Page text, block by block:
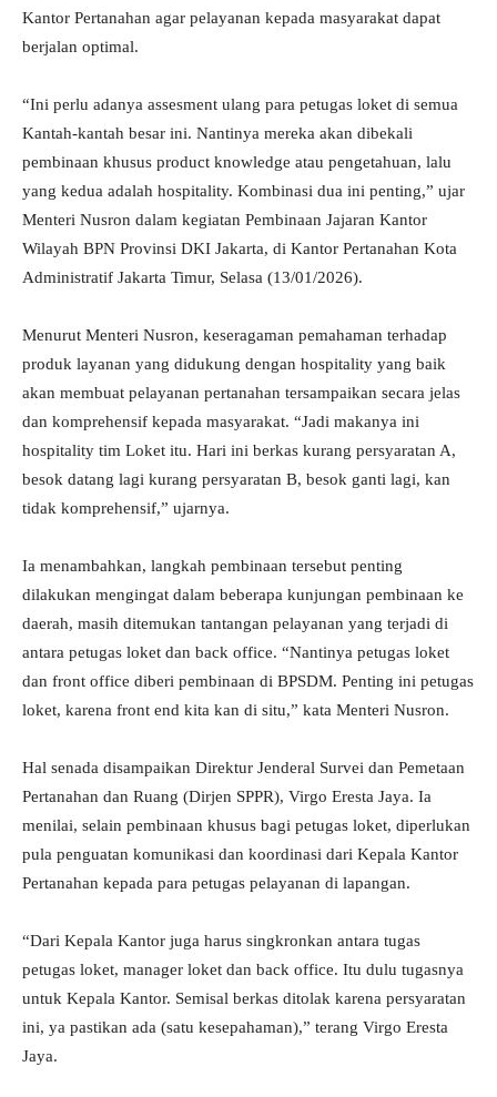
Kantor Pertanahan agar pelayanan kepada masyarakat dapat
berjalan optimal.
“Ini perlu adanya assesment ulang para petugas loket di semua
Kantah-kantah besar ini. Nantinya mereka akan dibekali
pembinaan khusus product knowledge atau pengetahuan, lalu
yang kedua adalah hospitality. Kombinasi dua ini penting,” ujar
Menteri Nusron dalam kegiatan Pembinaan Jajaran Kantor
Wilayah BPN Provinsi DKI Jakarta, di Kantor Pertanahan Kota
Administratif Jakarta Timur, Selasa (13/01/2026).
Menurut Menteri Nusron, keseragaman pemahaman terhadap
produk layanan yang didukung dengan hospitality yang baik
akan membuat pelayanan pertanahan tersampaikan secara jelas
dan komprehensif kepada masyarakat. “Jadi makanya ini
hospitality tim Loket itu. Hari ini berkas kurang persyaratan A,
besok datang lagi kurang persyaratan B, besok ganti lagi, kan
tidak komprehensif,” ujarnya.
Ia menambahkan, langkah pembinaan tersebut penting
dilakukan mengingat dalam beberapa kunjungan pembinaan ke
daerah, masih ditemukan tantangan pelayanan yang terjadi di
antara petugas loket dan back office. “Nantinya petugas loket
dan front office diberi pembinaan di BPSDM. Penting ini petugas
loket, karena front end kita kan di situ,” kata Menteri Nusron.
Hal senada disampaikan Direktur Jenderal Survei dan Pemetaan
Pertanahan dan Ruang (Dirjen SPPR), Virgo Eresta Jaya. Ia
menilai, selain pembinaan khusus bagi petugas loket, diperlukan
pula penguatan komunikasi dan koordinasi dari Kepala Kantor
Pertanahan kepada para petugas pelayanan di lapangan.
“Dari Kepala Kantor juga harus singkronkan antara tugas
petugas loket, manager loket dan back office. Itu dulu tugasnya
untuk Kepala Kantor. Semisal berkas ditolak karena persyaratan
ini, ya pastikan ada (satu kesepahaman),” terang Virgo Eresta
Jaya.